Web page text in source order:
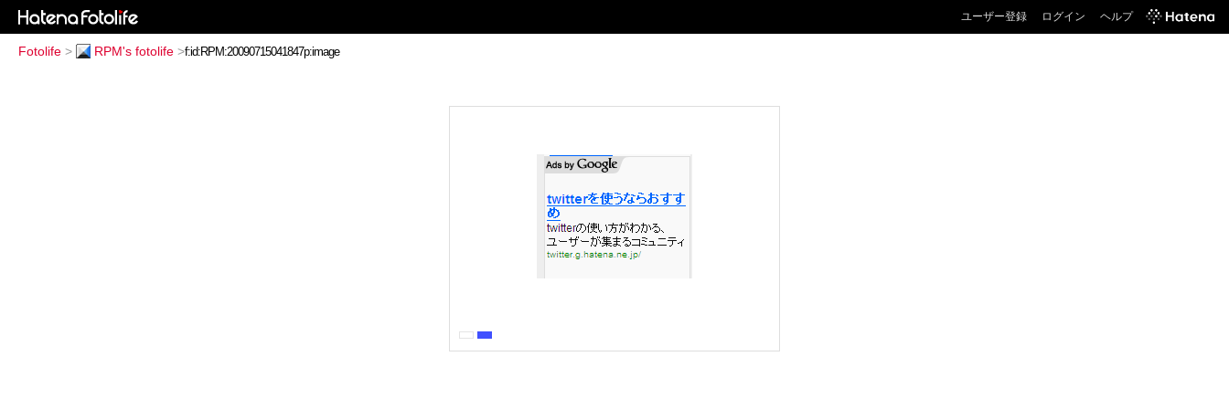
ユーザー登録 ログイン ヘルプ
Fotolife > RPM's fotolife >